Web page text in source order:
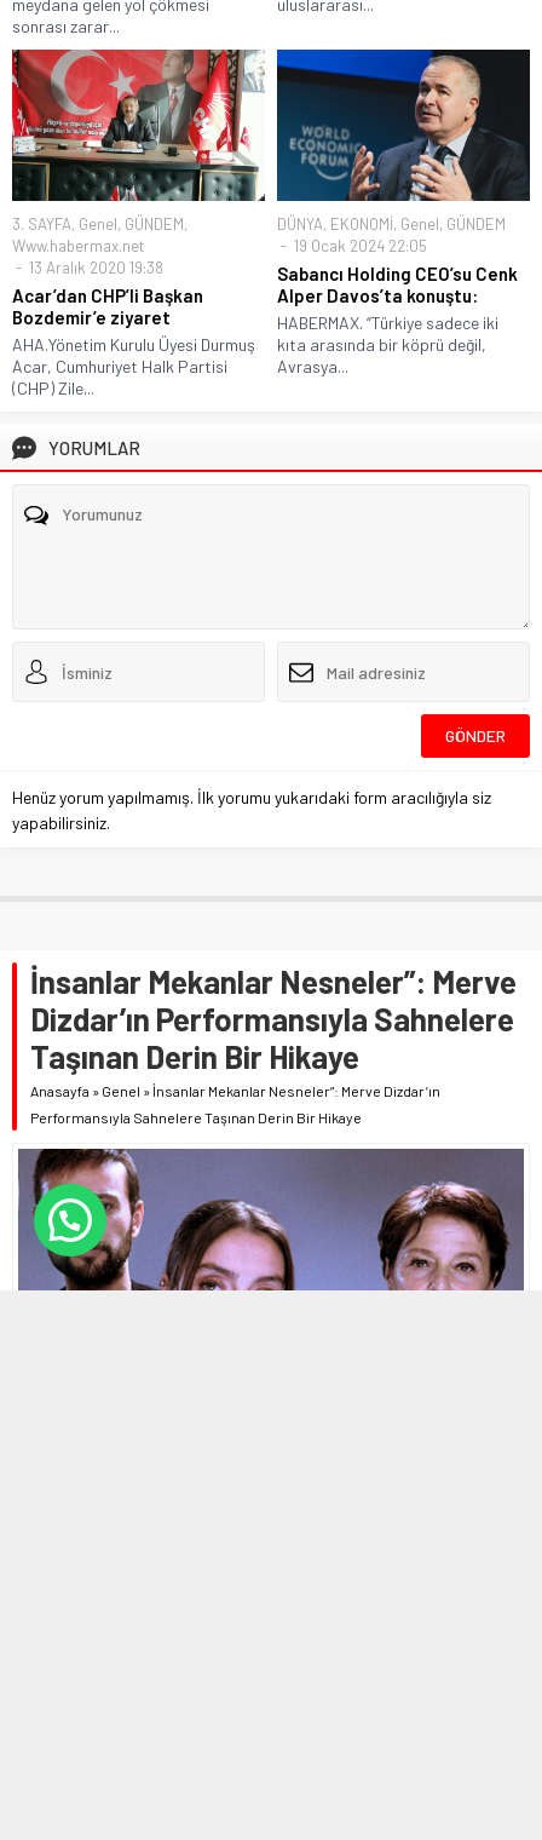
sonrası zarar...
3. SAYFA, Genel, GÜNDEM,
Www.habermax.net
13 Aralık 2020 19:38
Acar’dan CHP’li Başkan
Bozdemir’e ziyaret
AHA.Yönetim Kurulu Üyesi Durmuş
Acar, Cumhuriyet Halk Partisi
(CHP) Zile...
DÜNYA, EKONOMİ, Genel, GÜNDEM
19 Ocak 2024 22:05
Sabancı Holding CEO’su Cenk
Alper Davos’ta konuştu:
HABERMAX. “Türkiye sadece iki
kıta arasında bir köprü değil,
Avrasya...
YORUMLAR
Henüz yorum yapılmamış. İlk yorumu yukarıdaki form aracılığıyla siz
yapabilirsiniz.
İnsanlar Mekanlar Nesneler”: Merve
Dizdar’ın Performansıyla Sahnelere
Taşınan Derin Bir Hikaye
Anasayfa » Genel » İnsanlar Mekanlar Nesneler”: Merve Dizdar’ın
Performansıyla Sahnelere Taşınan Derin Bir Hikaye